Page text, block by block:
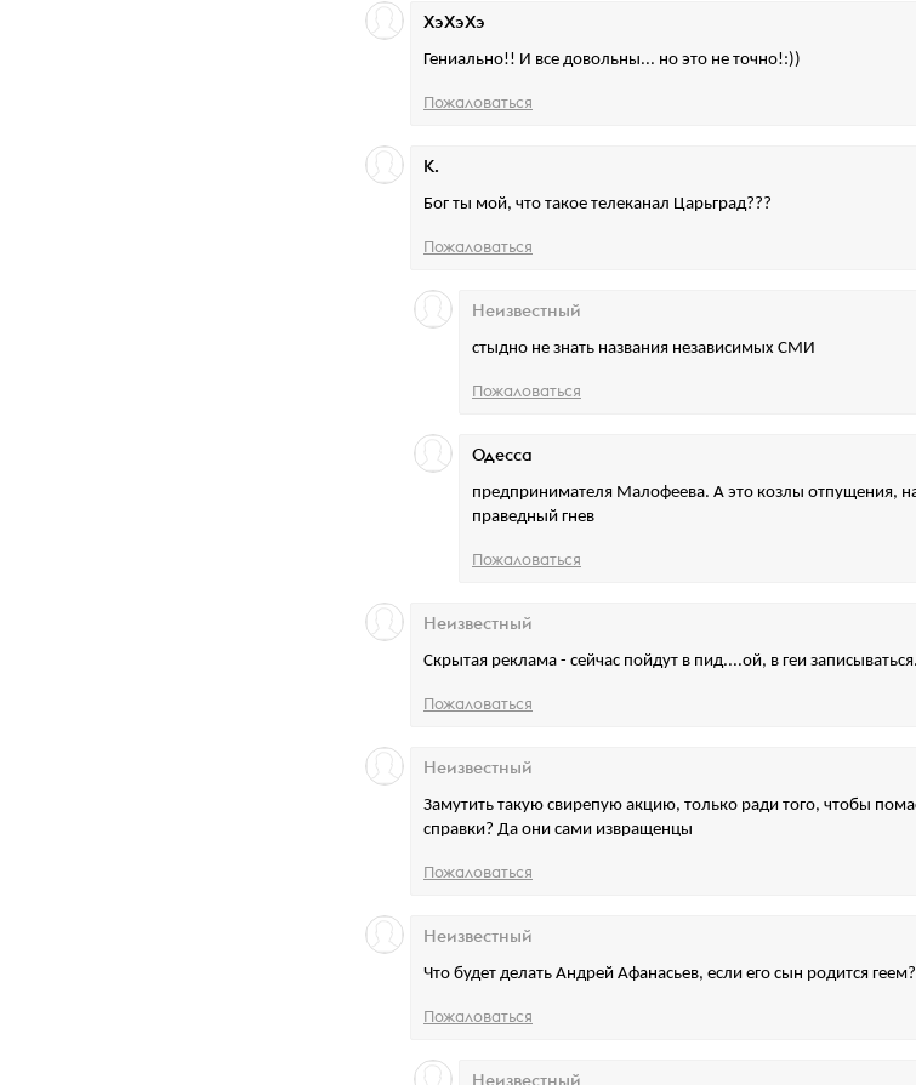
Гениально!! И все довольны... но это не точно!:))
ХэХэХэ
Пожаловаться
Бог ты мой, что такое телеканал Царьград???
К.
Пожаловаться
стыдно не знать названия независимых СМИ
Неизвестный
Пожаловаться
предпринимателя Малофеева. А это козлы отпущения,
праведный гнев
Одесса
Пожаловаться
Скрытая реклама - сейчас пойдут в пид....ой, в геи
Неизвестный
Пожаловаться
Замутить такую свирепую акцию, только ради того, чтобы
справки? Да они сами извращенцы
Неизвестный
Пожаловаться
Что будет делать Андрей Афанасьев, если его сын родится геем?
Неизвестный
Пожаловаться
Неизвестный